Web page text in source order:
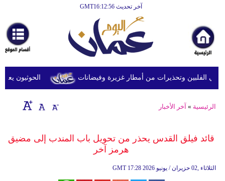
آخر تحديث GMT16:12:56
أخبارعاجلة
رياضة
ثقافة
إقتصاد
وموسيقى
الحوثيون الفلبين وتحذيرات من أمطار غزيرة وفيضانات
الرئيسية » آخر الأخبار
قائد فيلق القدس يحذر من تحويل باب المندب إلى مضيق
هرمز آخر
GMT 17:28 2026 الثلاثاء ,02 حزيران / يونيو